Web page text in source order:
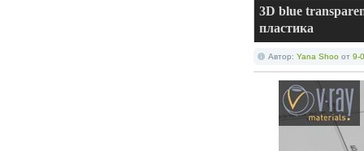
3D blue
пластика
Автор: Yana Shoo от 9-